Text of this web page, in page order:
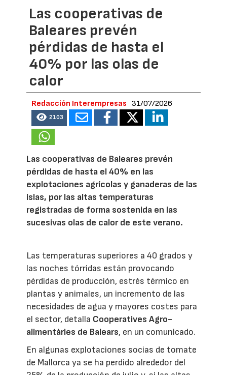
Las cooperativas de
Baleares prevén
pérdidas de hasta el
40% por las olas de
calor
Redacción Interempresas 31/07/2026
2103
Las cooperativas de Baleares prevén
pérdidas de hasta el 40% en las
explotaciones agrícolas y ganaderas de las
islas, por las altas temperaturas
registradas de forma sostenida en las
sucesivas olas de calor de este verano.
Las temperaturas superiores a 40 grados y
las noches tórridas están provocando
pérdidas de producción, estrés térmico en
plantas y animales, un incremento de las
necesidades de agua y mayores costes para
el sector, detalla Cooperatives Agro-
alimentàries de Balears, en un comunicado.
En algunas explotaciones socias de tomate
de Mallorca ya se ha perdido alrededor del